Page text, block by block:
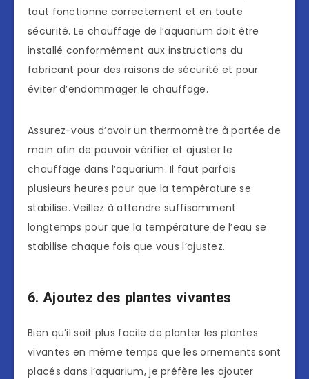
tout fonctionne correctement et en toute
sécurité. Le chauffage de l’aquarium doit être
installé conformément aux instructions du
fabricant pour des raisons de sécurité et pour
éviter d’endommager le chauffage.
Assurez-vous d’avoir un thermomètre à portée de
main afin de pouvoir vérifier et ajuster le
chauffage dans l’aquarium. Il faut parfois
plusieurs heures pour que la température se
stabilise. Veillez à attendre suffisamment
longtemps pour que la température de l’eau se
stabilise chaque fois que vous l’ajustez.
6. Ajoutez des plantes vivantes
Bien qu’il soit plus facile de planter les plantes
vivantes en même temps que les ornements sont
placés dans l’aquarium, je préfère les ajouter